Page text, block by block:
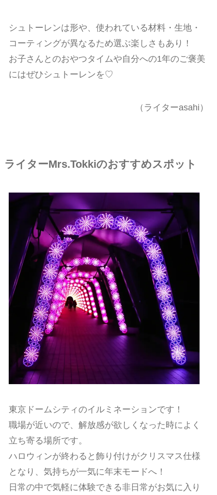
シュトーレンは形や、使われている材料・生地・
コーティングが異なるため選ぶ楽しさもあり！
お子さんとのおやつタイムや自分への1年のご褒美
にはぜひシュトーレンを♡
（ライターasahi）
ライターMrs.Tokkiのおすすめスポット
東京ドームシティのイルミネーションです！
職場が近いので、解放感が欲しくなった時によく
立ち寄る場所です。
ハロウィンが終わると飾り付けがクリスマス仕様
となり、気持ちが一気に年末モードへ！
日常の中で気軽に体験できる非日常がお気に入り